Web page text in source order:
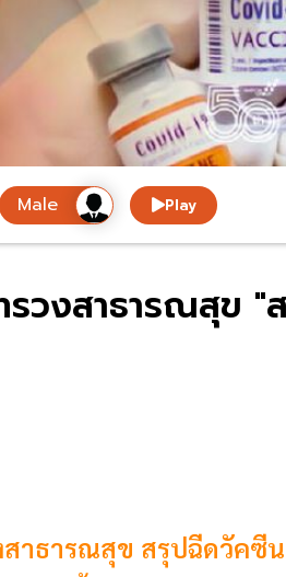
Play
รวงสาธารณสุข
สาธารณสุข สรุปฉีดวัคซี